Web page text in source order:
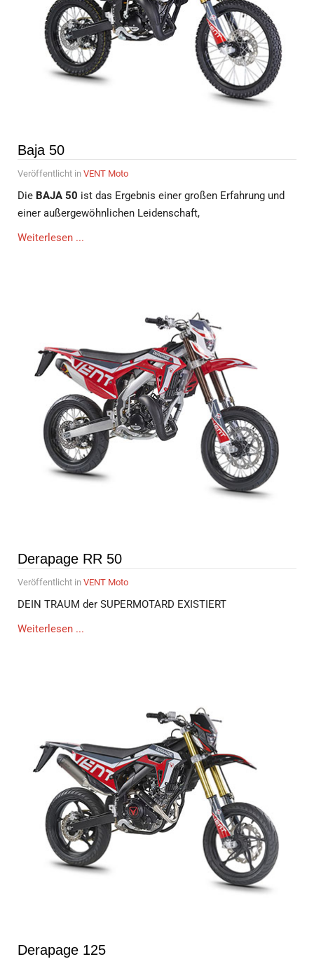
Baja 50
Veröffentlicht in VENT Moto
Die BAJA 50 ist das Ergebnis einer großen Erfahrung und
einer außergewöhnlichen Leidenschaft,
Weiterlesen ...
Derapage RR 50
Veröffentlicht in VENT Moto
DEIN TRAUM der SUPERMOTARD EXISTIERT
Weiterlesen ...
Derapage 125